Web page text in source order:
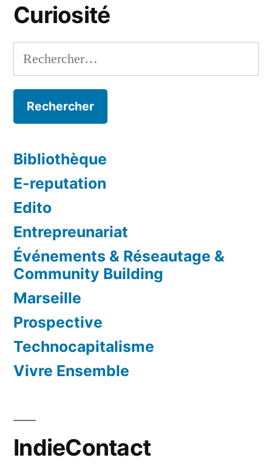
Curiosité
Rechercher :
Bibliothèque
E-reputation
Edito
Entrepreunariat
Événements & Réseautage &
Community Building
Marseille
Prospective
Technocapitalisme
Vivre Ensemble
IndieContact